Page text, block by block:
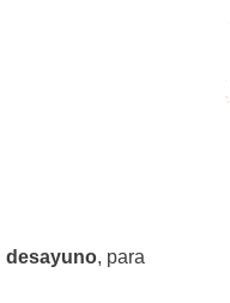
desayuno, para